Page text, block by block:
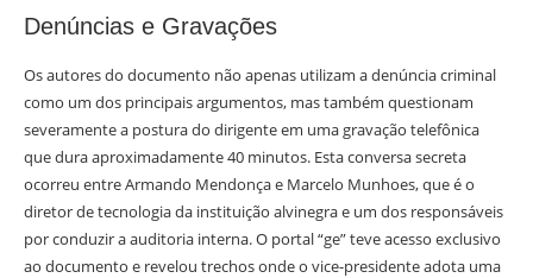
Denúncias e Gravações
Os autores do documento não apenas utilizam a denúncia criminal
como um dos principais argumentos, mas também questionam
severamente a postura do dirigente em uma gravação telefônica
que dura aproximadamente 40 minutos. Esta conversa secreta
ocorreu entre Armando Mendonça e Marcelo Munhoes, que é o
diretor de tecnologia da instituição alvinegra e um dos responsáveis
por conduzir a auditoria interna. O portal “ge” teve acesso exclusivo
ao documento e revelou trechos onde o vice-presidente adota uma